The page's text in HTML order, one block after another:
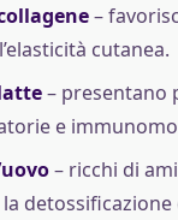
–
cutanea.
– presentano
e
– ricchi di
detossificazione